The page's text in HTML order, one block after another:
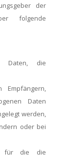
der
folgende
Daten, die
Daten
werden,
oder bei
für die die